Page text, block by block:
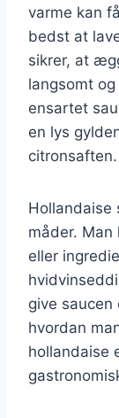
varme kan
bedst at
sikrer, at
langsomt
ensartet
en lys
citronsaften.
Hollandaise
måder.
eller
give
hvordan
hollandaise